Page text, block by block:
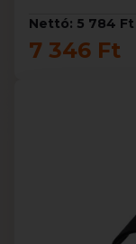
Nettó: 5 784 Ft
7 346 Ft